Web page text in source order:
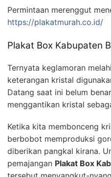
Permintaan merenggut
https://plakatmurah.co.id/
Plakat Box Kabupaten
Ternyata keglamoran
keterangan kristal
Datang saat ini belum
menggantikan kristal
Ketika kita membonceng
berbobot memproduksi
diberikan pangkal kirana.
pemajangan Plakat Box